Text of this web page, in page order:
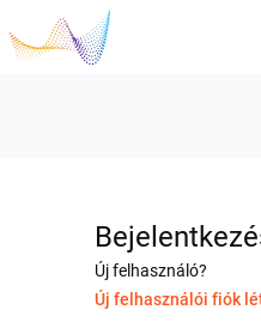
Új felhasználó?
Új felhasználói fiók